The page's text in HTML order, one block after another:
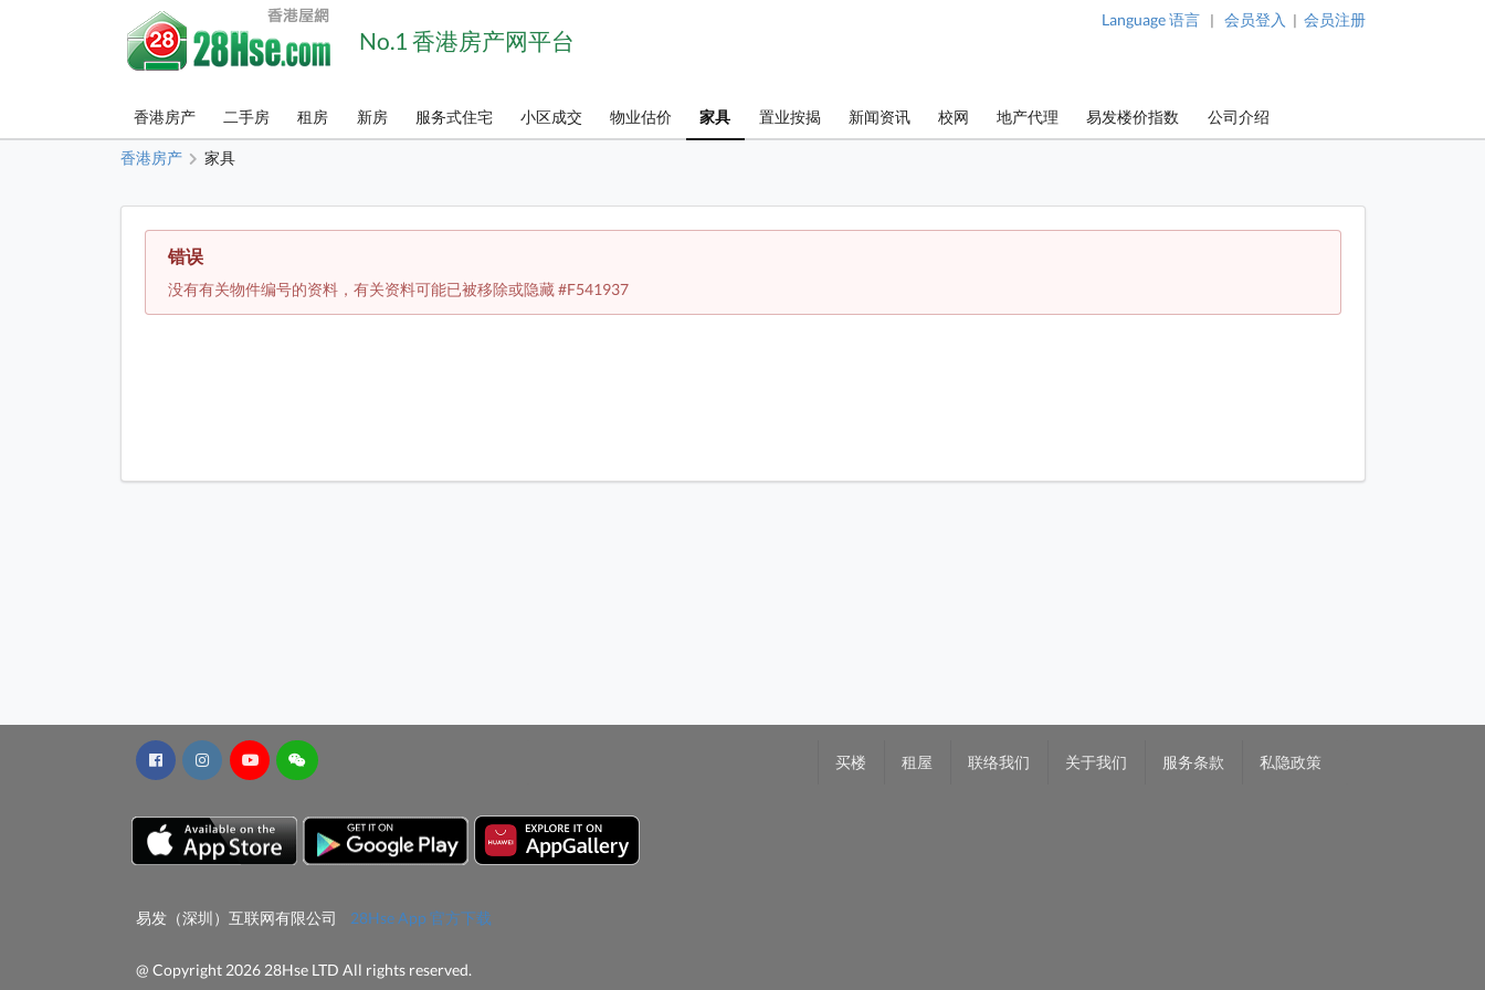
No.1 香港房产网平台
Language 语言 | 会员登入 | 会员注册
香港房产 二手房 租房 新房 服务式住宅 小区成交 物业估价 家具 置业按揭 新闻资讯 校网 地产代理 易发楼价指数 公司介绍
香港房产 家具
错误
没有有关物件编号的资料，有关资料可能已被移除或隐藏 #F541937
买楼 租屋 联络我们 关于我们 服务条款 私隐政策
易发（深圳）互联网有限公司 28Hse App 官方下载
@ Copyright 2026 28Hse LTD All rights reserved.